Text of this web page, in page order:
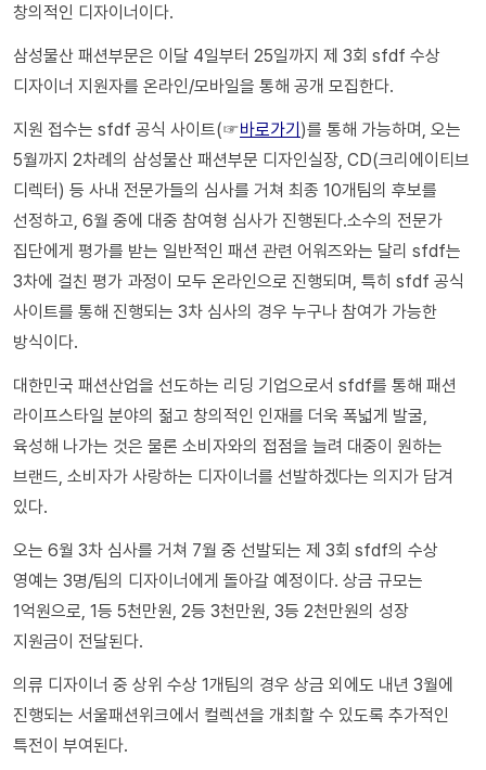
창의적인 디자이너이다.
삼성물산 패션부문은 이달 4일부터 25일까지 제 3회 sfdf 수상
디자이너 지원자를 온라인/모바일을 통해 공개 모집한다.
지원 접수는 sfdf 공식 사이트(☞바로가기)를 통해 가능하며, 오는
5월까지 2차례의 삼성물산 패션부문 디자인실장, CD(크리에이티브
디렉터) 등 사내 전문가들의 심사를 거쳐 최종 10개팀의 후보를
선정하고, 6월 중에 대중 참여형 심사가 진행된다.소수의 전문가
집단에게 평가를 받는 일반적인 패션 관련 어워즈와는 달리 sfdf는
3차에 걸친 평가 과정이 모두 온라인으로 진행되며, 특히 sfdf 공식
사이트를 통해 진행되는 3차 심사의 경우 누구나 참여가 가능한
방식이다.
대한민국 패션산업을 선도하는 리딩 기업으로서 sfdf를 통해 패션
라이프스타일 분야의 젊고 창의적인 인재를 더욱 폭넓게 발굴,
육성해 나가는 것은 물론 소비자와의 접점을 늘려 대중이 원하는
브랜드, 소비자가 사랑하는 디자이너를 선발하겠다는 의지가 담겨
있다.
오는 6월 3차 심사를 거쳐 7월 중 선발되는 제 3회 sfdf의 수상
영예는 3명/팀의 디자이너에게 돌아갈 예정이다. 상금 규모는
1억원으로, 1등 5천만원, 2등 3천만원, 3등 2천만원의 성장
지원금이 전달된다.
의류 디자이너 중 상위 수상 1개팀의 경우 상금 외에도 내년 3월에
진행되는 서울패션위크에서 컬렉션을 개최할 수 있도록 추가적인
특전이 부여된다.